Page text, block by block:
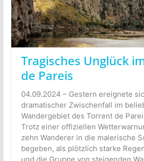
Tragisches Unglück
de Pareis
04.09.2024 – Gestern ereignete
dramatischer Zwischenfall im
Wandergebiet des Torrent de
Trotz einer offiziellen
zehn Wanderer in die malerische
begeben, als plötzlich starke